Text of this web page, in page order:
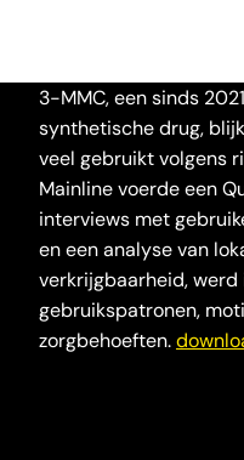
3-MMC, een sinds
synthetische drug,
veel gebruikt volgens
Mainline voerde een
interviews met
en een analyse van
verkrijgbaarheid,
gebruikspatronen,
zorgbehoeften.